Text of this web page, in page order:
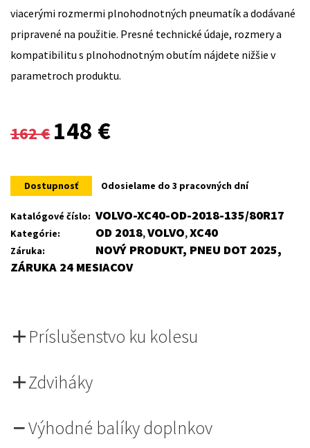
viacerými rozmermi plnohodnotných pneumatík a dodávané
pripravené na použitie. Presné technické údaje, rozmery a
kompatibilitu s plnohodnotným obutím nájdete nižšie v
parametroch produktu.
162€
Original
was:
162 €.
148 €
is:
148 €.
Dostupnosť Odosielame do 3 pracovných dní
Katalógové číslo: VOLVO-XC40-OD-2018-135/80R17
Kategórie: OD 2018,VOLVO,XC40
Záruka:
NOVÝ PRODUKT, PNEU DOT 2025,
ZÁRUKA 24 MESIACOV
Príslušenstvo ku kolesu
Zdviháky
Výhodné balíky doplnkov